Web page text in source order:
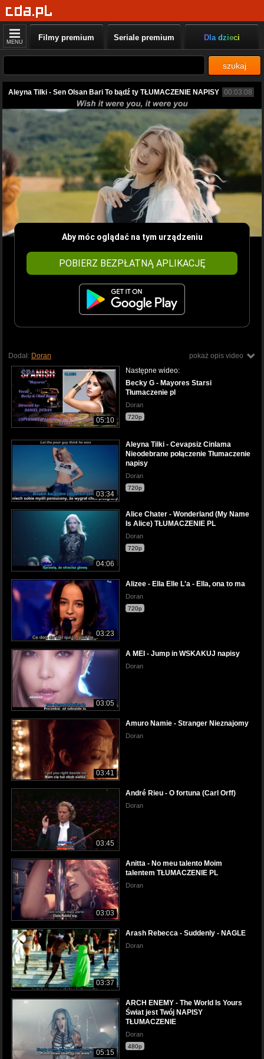
MENU Filmy premium Seriale premium Dla dzieci
szukaj
Aleyna Tilki - Sen Olsan Bari To bądź ty TŁUMACZENIE NAPISY 00:03:08
Aby móc oglądać na tym urządzeniu
POBIERZ BEZPŁATNĄ APLIKACJĘ
pokaż opis video
Dodał: Doran
05:10
Następne wideo:
Becky G - Mayores Starsi
Tłumaczenie pl
Doran
720p
03:34
Aleyna Tilki - Cevapsiz Cinlama
Nieodebrane połączenie Tłumaczenie
napisy
Doran
720p
04:06
Alice Chater - Wonderland (My Name
Is Alice) TŁUMACZENIE PL
Doran
720p
03:23
Alizee - Ella Elle L'a - Ella, ona to ma
Doran
720p
03:05
A MEI - Jump in WSKAKUJ napisy
Doran
03:41
Amuro Namie - Stranger Nieznajomy
Doran
03:45
André Rieu - O fortuna (Carl Orff)
Doran
03:03
Anitta - No meu talento Moim
talentem TŁUMACZENIE PL
Doran
03:37
Arash Rebecca - Suddenly - NAGLE
Doran
05:15
ARCH ENEMY - The World Is Yours
Świat jest Twój NAPISY
TŁUMACZENIE
Doran
480p